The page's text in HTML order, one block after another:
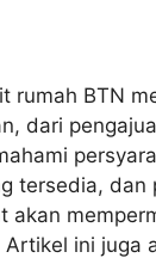
rumah BTN
dari
tersedia, dan
akan
ini juga